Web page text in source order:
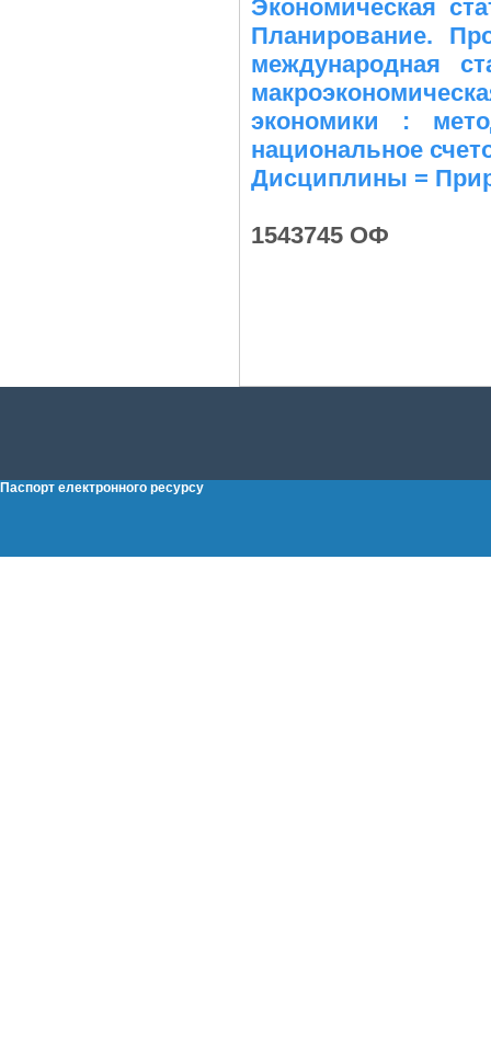
Экономическая
Планирование.
международная
экономики :
национальное
Дисциплины =
1543745 ОФ
Паспорт електронного ресурсу